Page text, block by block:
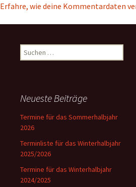
Erfahre, wie deine Kommentardaten
Suchen
nach:
Neueste Beiträge
Termine für das Sommerhalbjahr
2026
Terminliste für das Winterhalbjahr
2025/2026
Termine für das Winterhalbjahr
2024/2025